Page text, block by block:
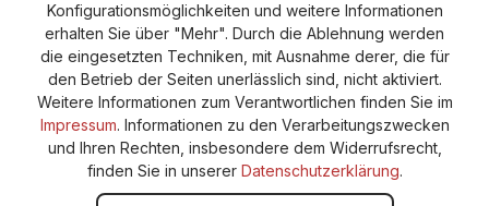
Konfigurationsmöglichkeiten und weitere Informationen
erhalten Sie über "Mehr". Durch die Ablehnung werden
die eingesetzten Techniken, mit Ausnahme derer, die für
den Betrieb der Seiten unerlässlich sind, nicht aktiviert.
Weitere Informationen zum Verantwortlichen finden Sie im
Impressum. Informationen zu den Verarbeitungszwecken
und Ihren Rechten, insbesondere dem Widerrufsrecht,
finden Sie in unserer Datenschutzerklärung.